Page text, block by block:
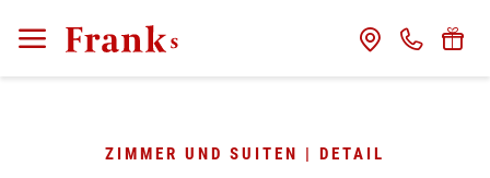
CLOSE
ZIMMER UND SUITEN | DETAIL